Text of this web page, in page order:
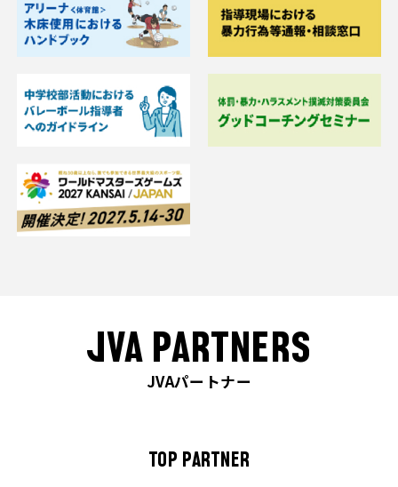
JVA PARTNERS
JVAパートナー
TOP PARTNER